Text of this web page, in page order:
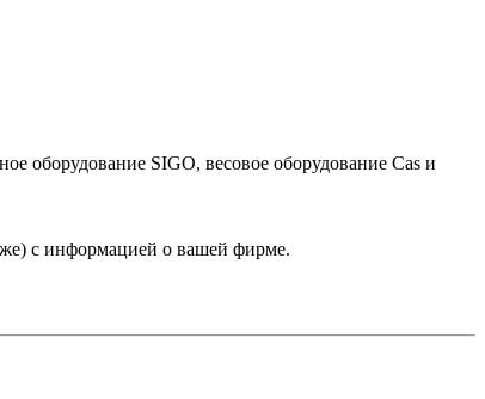
оборудование SIGO, весовое оборудование Cas и
с информацией о вашей фирме.